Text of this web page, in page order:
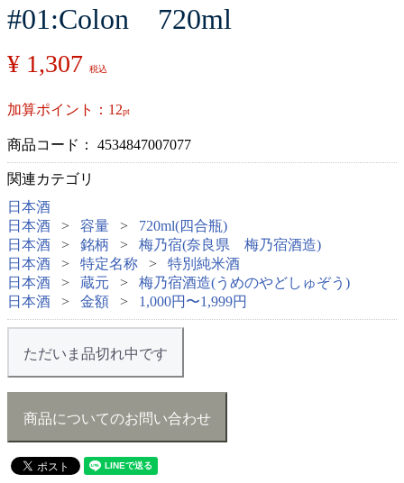
#01:Colon 720ml
¥ 1,307 税込
加算ポイント： 12pt
商品コード： 4534847007077
関連カテゴリ
日本酒
日本酒
容量
720ml(四合瓶)
日本酒
銘柄
梅乃宿(奈良県 梅乃宿酒造)
日本酒
特定名称
特別純米酒
日本酒
蔵元
梅乃宿酒造(うめのやどしゅぞう)
日本酒
金額 1,000円〜1,999円
ただいま品切れ中です
商品についてのお問い合わせ